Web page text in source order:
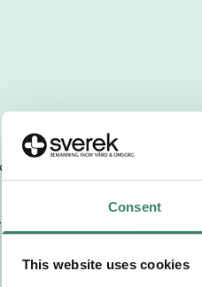
Consent
This website uses cookies
jobbet tagits bort
så